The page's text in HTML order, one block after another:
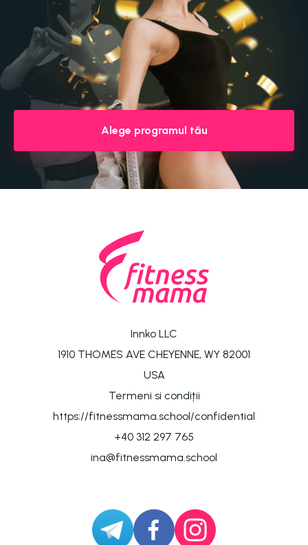
Alege programul tău
Innko LLC
1910 THOMES AVE CHEYENNE, WY 82001
USA
Termeni si condiții
https://fitnessmama.school/confidential
+40 312 297 765
ina@fitnessmama.school